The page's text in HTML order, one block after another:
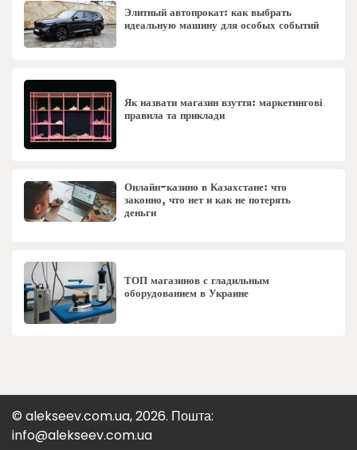
Элитный автопрокат: как выбрать
идеальную машину для особых событий
Як назвати магазин взуття: маркетингові
правила та приклади
Онлайн-казино в Казахстане: что
законно, что нет и как не потерять
деньги
ТОП магазинов с гладильным
оборудованием в Украине
© alekseev.com.ua, 2026. Пошта:
info@alekseev.com.ua